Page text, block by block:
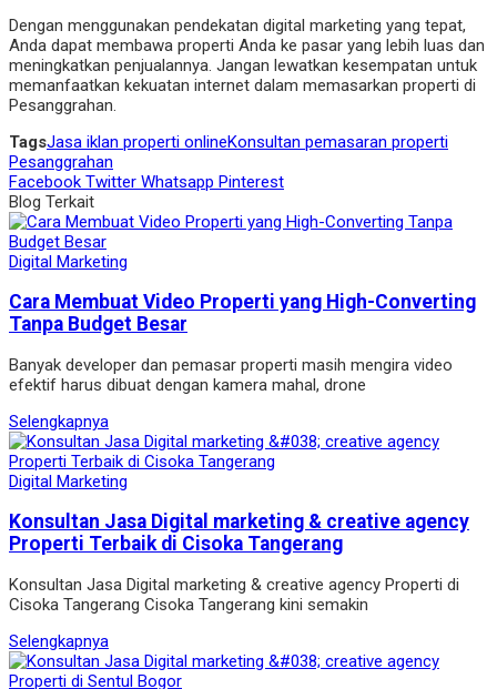
Dengan menggunakan pendekatan digital marketing yang tepat,
Anda dapat membawa properti Anda ke pasar yang lebih luas dan
meningkatkan penjualannya. Jangan lewatkan kesempatan untuk
memanfaatkan kekuatan internet dalam memasarkan properti di
Pesanggrahan.
TagsJasa iklan properti onlineKonsultan pemasaran properti
Pesanggrahan
Facebook Twitter Whatsapp Pinterest
Blog Terkait
Digital Marketing
Cara Membuat Video Properti yang High-Converting
Tanpa Budget Besar
Banyak developer dan pemasar properti masih mengira video
efektif harus dibuat dengan kamera mahal, drone
Selengkapnya
Digital Marketing
Konsultan Jasa Digital marketing & creative agency
Properti Terbaik di Cisoka Tangerang
Konsultan Jasa Digital marketing & creative agency Properti di
Cisoka Tangerang Cisoka Tangerang kini semakin
Selengkapnya